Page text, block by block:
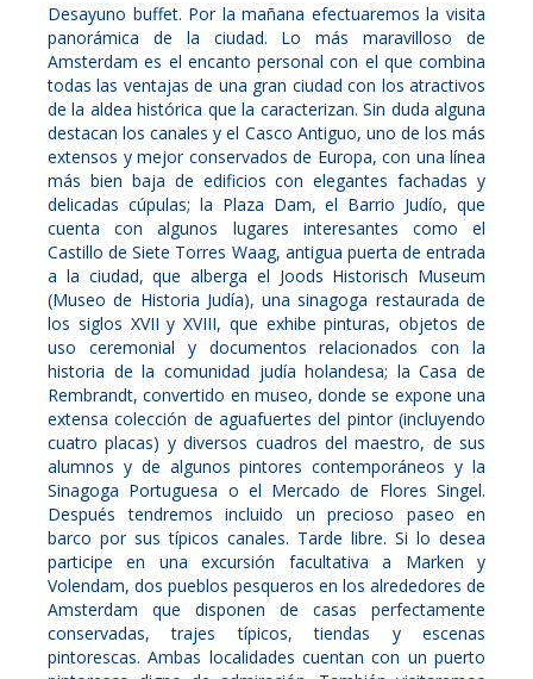
Desayuno buffet. Por la mañana efectuaremos la visita
panorámica de la ciudad. Lo más maravilloso de
Amsterdam es el encanto personal con el que combina
todas las ventajas de una gran ciudad con los atractivos
de la aldea histórica que la caracterizan. Sin duda alguna
destacan los canales y el Casco Antiguo, uno de los más
extensos y mejor conservados de Europa, con una línea
más bien baja de edificios con elegantes fachadas y
delicadas cúpulas; la Plaza Dam, el Barrio Judío, que
cuenta con algunos lugares interesantes como el
Castillo de Siete Torres Waag, antigua puerta de entrada
a la ciudad, que alberga el Joods Historisch Museum
(Museo de Historia Judía), una sinagoga restaurada de
los siglos XVII y XVIII, que exhibe pinturas, objetos de
uso ceremonial y documentos relacionados con la
historia de la comunidad judía holandesa; la Casa de
Rembrandt, convertido en museo, donde se expone una
extensa colección de aguafuertes del pintor (incluyendo
cuatro placas) y diversos cuadros del maestro, de sus
alumnos y de algunos pintores contemporáneos y la
Sinagoga Portuguesa o el Mercado de Flores Singel.
Después tendremos incluido un precioso paseo en
barco por sus típicos canales. Tarde libre. Si lo desea
participe en una excursión facultativa a Marken y
Volendam, dos pueblos pesqueros en los alrededores de
Amsterdam que disponen de casas perfectamente
conservadas, trajes típicos, tiendas y escenas
pintorescas. Ambas localidades cuentan con un puerto